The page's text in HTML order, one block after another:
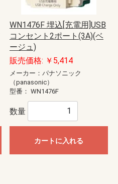
WN1476F 埋込[充電用]USB
コンセント2ポート(3A)(ベ
ージュ)
販売価格: ￥5,414
メーカー：パナソニック
（panasonic）
型番： WN1476F
数量
カートに入れる